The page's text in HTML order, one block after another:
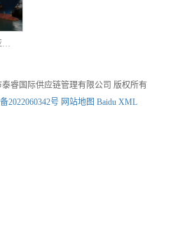
海口到意大利海派双清 热那亚港海运包税服务
泰睿国际供应链管理有限公司 版权所有
2022060342号 网站地图 Baidu XML